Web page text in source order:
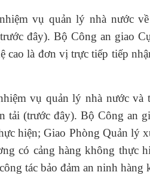
vụ quản lý nhà nước
đây). Bộ Công an giao
cao là đơn vị trực tiếp tiếp
vụ quản lý nhà nước
tải (trước đây). Bộ Công an
hiện; Giao Phòng Quản lý
có cảng hàng không thực
tác bảo đảm an ninh hàng